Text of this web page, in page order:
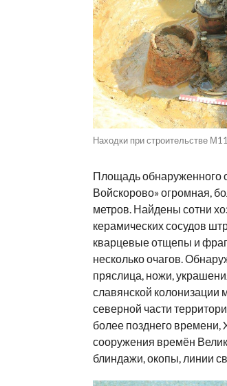
Находки при строительстве
Площадь обнаруженного
Войскорово» огромная,
метров. Найдены сотни
керамических сосудов
кварцевые отщепы и
несколько очагов.
пряслица, ножи,
славянской колонизации
северной части
более позднего
сооружения времён
блиндажи, окопы, линии